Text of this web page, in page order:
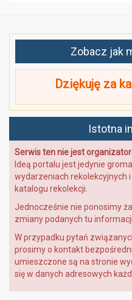
Zobacz jak
Dziękuję za
Istotna
Serwis ten nie jest
Ideą portalu jest jedynie
wydarzeniach rekolekcyjnych
katalogu rekolekcji.
Jednocześnie nie ponosimy
zmiany podanych tu
W przypadku pytań
prosimy o kontakt
umieszczone są na stronie
się w danych adresowych